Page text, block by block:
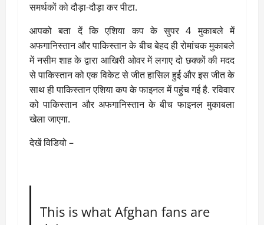
समर्थकों को दौड़ा-दौड़ा कर पीटा.
आपको बता दें कि एशिया कप के सुपर 4 मुकाबले में
अफगानिस्तान और पाकिस्तान के बीच बेहद ही रोमांचक मुकाबले
में नसीम शाह के द्वारा आखिरी ओवर में लगाए दो छक्कों की मदद
से पाकिस्तान को एक विकेट से जीत हासिल हुई और इस जीत के
साथ ही पाकिस्तान एशिया कप के फाइनल में पहुंच गई है. रविवार
को पाकिस्तान और अफगानिस्तान के बीच फाइनल मुकाबला
खेला जाएगा.
देखें विडियो –
This is what Afghan fans are